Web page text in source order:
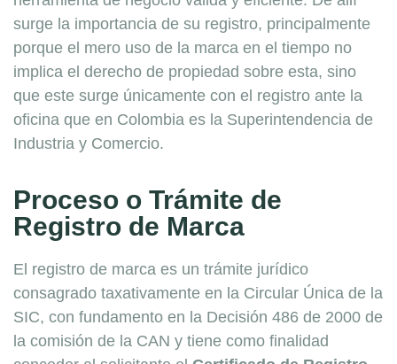
surge la importancia de su registro, principalmente
porque el mero uso de la marca en el tiempo no
implica el derecho de propiedad sobre esta, sino
que este surge únicamente con el registro ante la
oficina que en Colombia es la Superintendencia de
Industria y Comercio.
Proceso o Trámite de
Registro de Marca
El registro de marca es un trámite jurídico
consagrado taxativamente en la Circular Única de la
SIC, con fundamento en la Decisión 486 de 2000 de
la comisión de la CAN y tiene como finalidad